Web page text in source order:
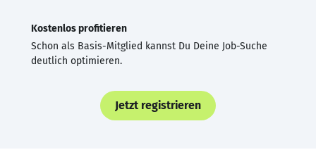
Kostenlos profitieren
Schon als Basis-Mitglied kannst Du Deine Job-Suche
deutlich optimieren.
Jetzt registrieren